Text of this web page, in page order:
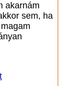
akarnám
sem, ha